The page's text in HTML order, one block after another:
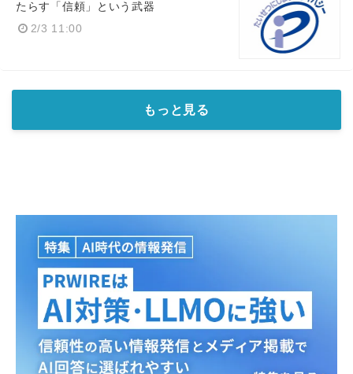
たらす「信頼」という武器
2/3 11:00
もっと見る